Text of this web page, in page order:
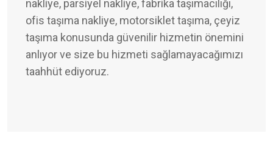
nakliye, parsiyel nakliye, fabrika taşımacılığı,
ofis taşıma nakliye, motorsiklet taşıma, çeyiz
taşıma konusunda güvenilir hizmetin önemini
anlıyor ve size bu hizmeti sağlamayacağımızı
taahhüt ediyoruz.